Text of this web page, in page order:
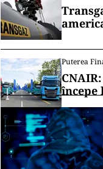
Puterea
începe